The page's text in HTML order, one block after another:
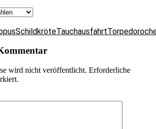
SchildkröteTauchausfahrt
wird nicht veröffentlicht. Erforderliche